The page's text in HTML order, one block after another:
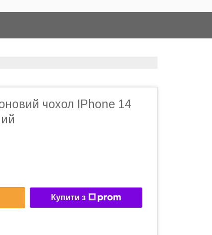
чохол IPhone 14
Купити з